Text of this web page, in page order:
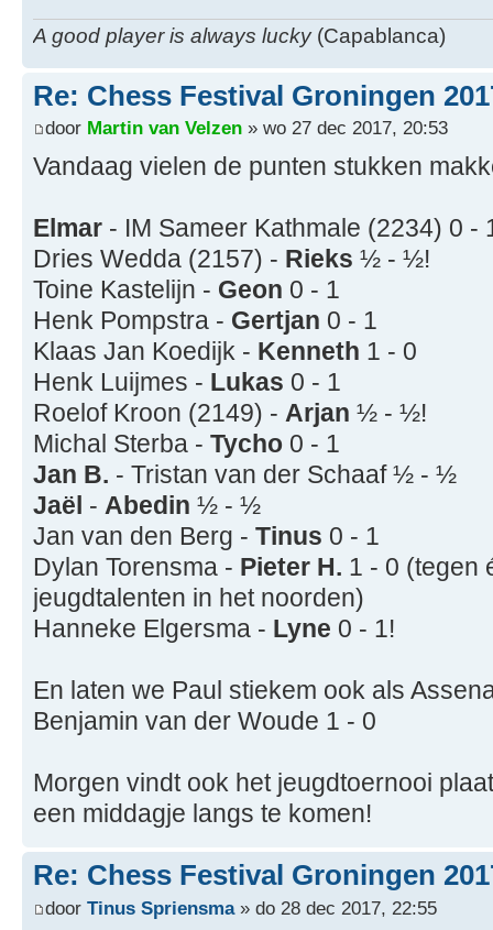
A good player is always lucky(Capablanca)
Re: Chess Festival Groningen
door Martin van Velzen » wo 27 dec 2017, 20:53
Vandaag vielen de punten stukken
Elmar - IM Sameer Kathmale (2234) 0 -
Dries Wedda (2157) - Rieks ½ - ½!
Toine Kastelijn - Geon 0 - 1
Henk Pompstra - Gertjan 0 - 1
Klaas Jan Koedijk - Kenneth 1 - 0
Henk Luijmes - Lukas 0 - 1
Roelof Kroon (2149) - Arjan ½ - ½!
Michal Sterba - Tycho 0 - 1
Jan B. - Tristan van der Schaaf ½ - ½
Jaël - Abedin ½ - ½
Jan van den Berg - Tinus 0 - 1
Dylan Torensma - Pieter H. 1 - 0 (tegen
jeugdtalenten in het noorden)
Hanneke Elgersma - Lyne 0 - 1!
En laten we Paul stiekem ook als
Benjamin van der Woude 1 - 0
Morgen vindt ook het jeugdtoernooi
een middagje langs te komen!
Re: Chess Festival Groningen
door Tinus Spriensma» do 28 dec 2017, 22:55